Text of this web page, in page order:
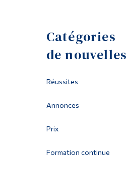
Catégories
de nouvelles
Réussites
Annonces
Prix
Formation continue